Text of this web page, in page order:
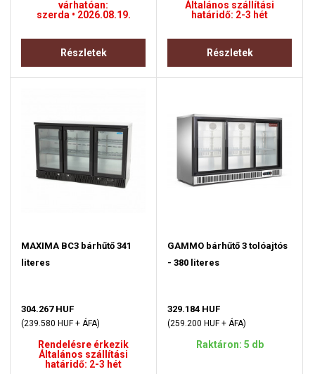
várhatóan:
szerda • 2026.08.19.
Részletek
Általános szállítási
határidő: 2-3 hét
Részletek
MAXIMA BC3 bárhűtő 341
literes
304.267 HUF
(239.580 HUF + ÁFA)
Rendelésre érkezik
Általános szállítási
határidő: 2-3 hét
GAMMO bárhűtő 3 tolóajtós
- 380 literes
329.184 HUF
(259.200 HUF + ÁFA)
Raktáron: 5 db